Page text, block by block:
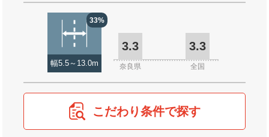
33%
幅5.5～13.0m
3.3 3.3
奈良県 全国
こだわり条件で探す